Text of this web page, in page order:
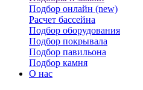
Подбор онлайн (new)
Расчет бассейна
Подбор оборудования
Подбор покрывала
Подбор павильона
Подбор камня
О нас